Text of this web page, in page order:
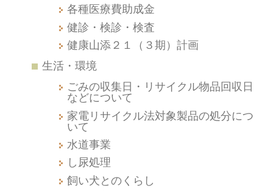
各種医療費助成金
健診・検診・検査
健康山添２１（３期）計画
生活・環境
ごみの収集日・リサイクル物品回収日
などについて
家電リサイクル法対象製品の処分につ
いて
水道事業
し尿処理
飼い犬とのくらし